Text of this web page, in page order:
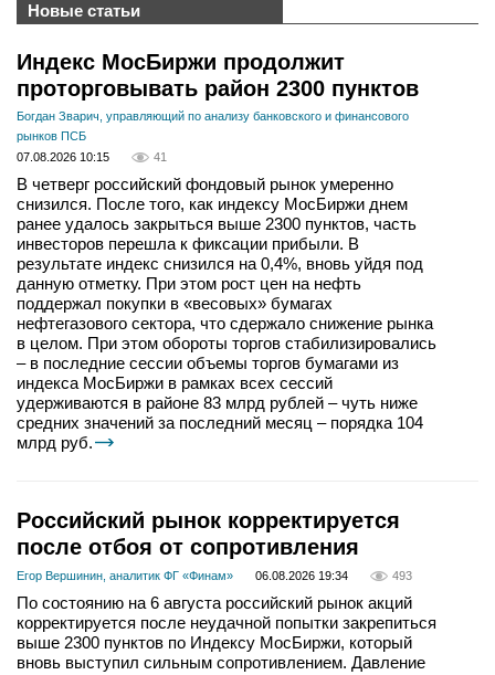
Новые статьи
Индекс МосБиржи продолжит
проторговывать район 2300 пунктов
Богдан Зварич, управляющий по анализу банковского и финансового
рынков ПСБ
07.08.2026 10:15
41
В четверг российский фондовый рынок умеренно
снизился. После того, как индексу МосБиржи днем
ранее удалось закрыться выше 2300 пунктов, часть
инвесторов перешла к фиксации прибыли. В
результате индекс снизился на 0,4%, вновь уйдя под
данную отметку. При этом рост цен на нефть
поддержал покупки в «весовых» бумагах
нефтегазового сектора, что сдержало снижение рынка
в целом. При этом обороты торгов стабилизировались
– в последние сессии объемы торгов бумагами из
индекса МосБиржи в рамках всех сессий
удерживаются в районе 83 млрд рублей – чуть ниже
средних значений за последний месяц – порядка 104
млрд руб.
Российский рынок корректируется
после отбоя от сопротивления
Егор Вершинин, аналитик ФГ «Финам» 06.08.2026 19:34 493
По состоянию на 6 августа российский рынок акций
корректируется после неудачной попытки закрепиться
выше 2300 пунктов по Индексу МосБиржи, который
вновь выступил сильным сопротивлением. Давление